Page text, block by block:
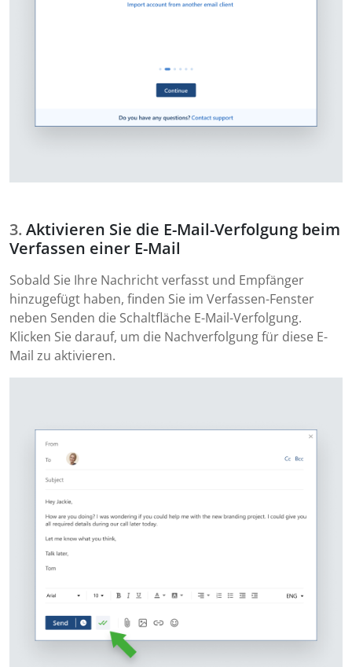
Aktivieren Sie die E-Mail-Verfolgung beim
Verfassen einer E-Mail
Sobald Sie Ihre Nachricht verfasst und Empfänger
hinzugefügt haben, finden Sie im Verfassen-Fenster
neben Senden die Schaltfläche E-Mail-Verfolgung.
Klicken Sie darauf, um die Nachverfolgung für diese E-
Mail zu aktivieren.